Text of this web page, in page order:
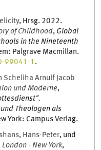
, Hrsg. 2022.
of Childhood, Global
in the Nineteenth
: Palgrave Macmillan.
99041-1.
Scheliha Arnulf Jacob
und Moderne,
Theologen als
York: Campus Verlag.
, Hans-Peter, und
London - New York,